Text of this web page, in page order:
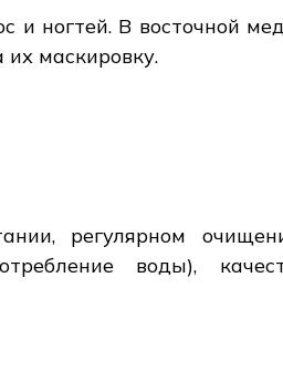
и ногтей. В восточной
их маскировку.
регулярном
воды),